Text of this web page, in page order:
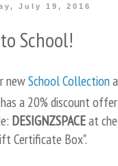
July 19, 2016
School!
newSchool Collection
has a 20% discount
DESIGNZSPACEat
Certificate Box".